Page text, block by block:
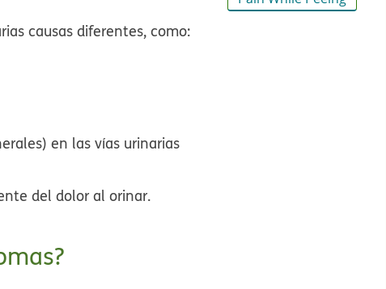
causas diferentes, como:
en las vías urinarias
del dolor al orinar.